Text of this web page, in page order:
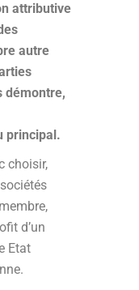
attributive
autre
démontre,
principal.
choisir,
d’un
Etat